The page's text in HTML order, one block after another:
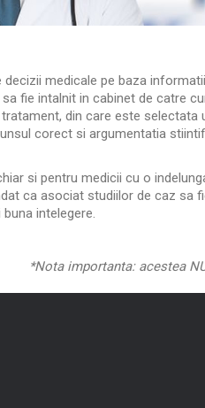
medicale pe baza
fie intalnit in cabinet de catre
din care este selectata
corect si argumentatia
si pentru medicii cu o
ca asociat studiilor de caz sa
intelegere.
*Nota importanta: acestea